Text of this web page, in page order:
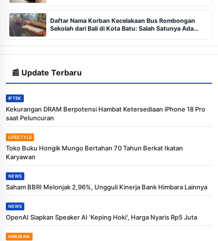
Daftar Nama Korban Kecelakaan Bus Rombongan
Sekolah dari Bali di Kota Batu: Salah Satunya Ada
📰 Update Terbaru
IPTEK
Kekurangan DRAM Berpotensi Hambat Ketersediaan iPhone 18 Pro
saat Peluncuran
LIFESTYLE
Toko Buku Hongik Mungo Bertahan 70 Tahun Berkat Ikatan
Karyawan
NEWS
Saham BBRI Melonjak 2,96%, Ungguli Kinerja Bank Himbara Lainnya
NEWS
OpenAI Siapkan Speaker AI 'Keping Hoki', Harga Nyaris Rp5 Juta
HIBURAN